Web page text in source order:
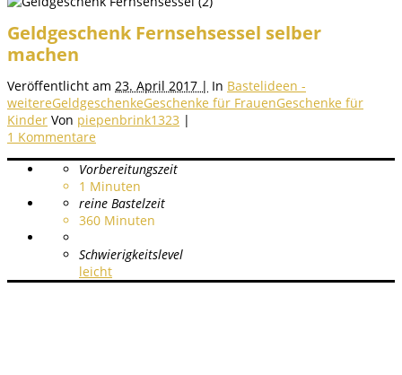
Geldgeschenk Fernsehsessel selber
machen
Veröffentlicht am 23. April 2017 | In Bastelideen -
weitereGeldgeschenkeGeschenke für FrauenGeschenke für
Kinder Von piepenbrink1323 |
1 Kommentare
Vorbereitungszeit
1 Minuten
reine Bastelzeit
360 Minuten
Schwierigkeitslevel
leicht